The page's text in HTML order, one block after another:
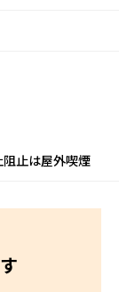
阻止は屋外喫煙